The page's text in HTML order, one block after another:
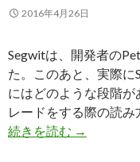
2016年4月26日
Segwitは、開発者の
た。このあと、実際
にはどのような段階が
レードをする際の読み
続きを読む Segwit稼
→